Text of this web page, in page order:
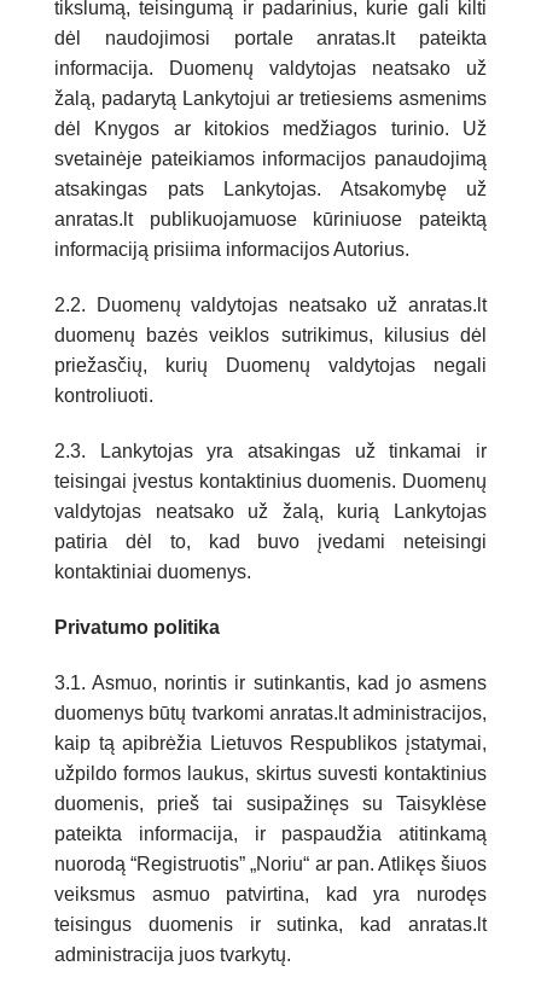
tikslumą, teisingumą ir padarinius, kurie gali kilti
dėl naudojimosi portale anratas.lt pateikta
informacija. Duomenų valdytojas neatsako už
žalą, padarytą Lankytojui ar tretiesiems asmenims
dėl Knygos ar kitokios medžiagos turinio. Už
svetainėje pateikiamos informacijos panaudojimą
atsakingas pats Lankytojas. Atsakomybę už
anratas.lt publikuojamuose kūriniuose pateiktą
informaciją prisiima informacijos Autorius.
2.2. Duomenų valdytojas neatsako už anratas.lt
duomenų bazės veiklos sutrikimus, kilusius dėl
priežasčių, kurių Duomenų valdytojas negali
kontroliuoti.
2.3. Lankytojas yra atsakingas už tinkamai ir
teisingai įvestus kontaktinius duomenis. Duomenų
valdytojas neatsako už žalą, kurią Lankytojas
patiria dėl to, kad buvo įvedami neteisingi
kontaktiniai duomenys.
Privatumo politika
3.1. Asmuo, norintis ir sutinkantis, kad jo asmens
duomenys būtų tvarkomi anratas.lt administracijos,
kaip tą apibrėžia Lietuvos Respublikos įstatymai,
užpildo formos laukus, skirtus suvesti kontaktinius
duomenis, prieš tai susipažinęs su Taisyklėse
pateikta informacija, ir paspaudžia atitinkamą
nuorodą “Registruotis” „Noriu“ ar pan. Atlikęs šiuos
veiksmus asmuo patvirtina, kad yra nurodęs
teisingus duomenis ir sutinka, kad anratas.lt
administracija juos tvarkytų.